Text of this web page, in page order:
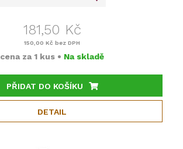
181,50 Kč
150,00 Kč bez DPH
cena za 1 kus • Na skladě
PŘIDAT DO KOŠÍKU
DETAIL